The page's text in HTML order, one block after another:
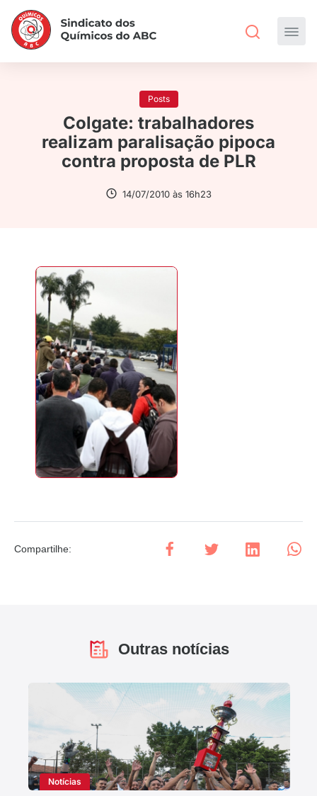
Posts
Colgate: trabalhadores
realizam paralisação pipoca
contra proposta de PLR
14/07/2010 às 16h23
Compartilhe:
Outras notícias
Notícias